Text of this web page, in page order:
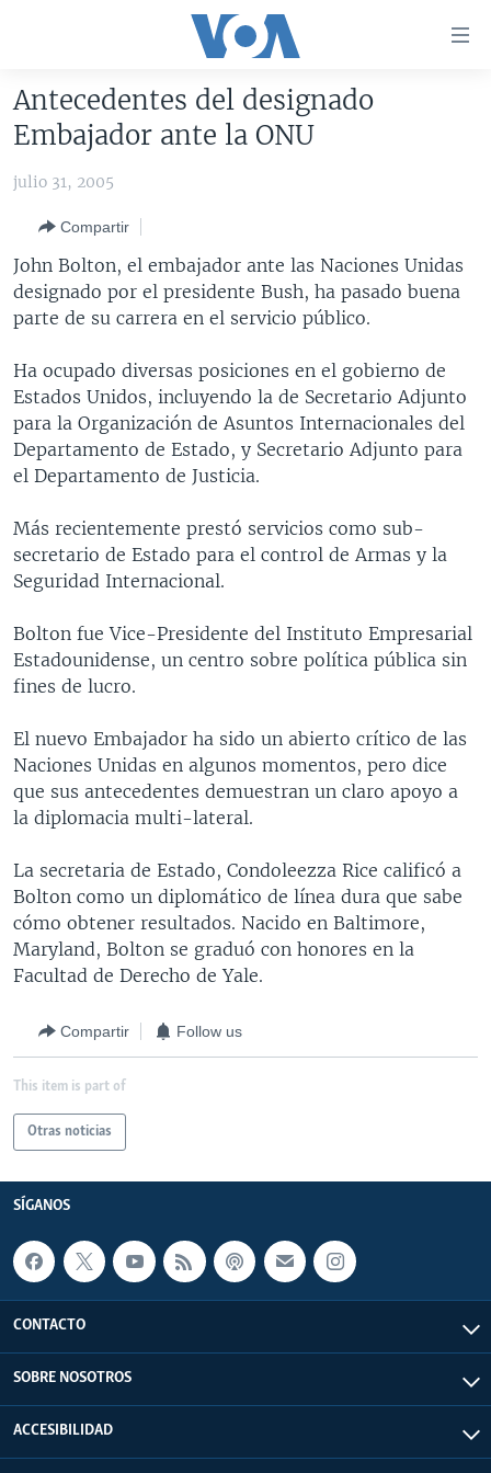
accesibilidad
contenido
principal
Salte
navegador
principal
Salte
búsqueda
AMÉRICA DEL NORTE
MÉXICO
HAITÍ
ELECCIONES EEUU 2024
ELECCIONES EEUU
VOTO DIVIDIDO
VOA VERIFICA
VOA VERIFICA UCRANIA/RUSIA
VOA VERIFICA INMIGRACIÓN
VOA VERIFICA AMÉRICA LATINA
AMÉRICA LATINA
ARGENTINA
BOLIVIA
CHILE
PERÚ
ECUADOR
BRASIL
CHINA EN AMÉRICA LATINA
CENTROAMÉRICA
EL SALVADOR
GUATEMALA
HONDURAS
INMIGRACIÓN
LIBERTAD DE PRENSA
MUNDO
ENTRETENIMIENTO Y CULTURA
TECNOLOGÍA
DEPORTES
CIENCIA Y SALUD
ESPECIALES DE LA VOA
LIBERTAD DE PRENSA
UCRANIA
VIDEOS
FOTOGRAFÍA
AUDIOS
PROGRAMAS TV
EL MUNDO AL DÍA
FORO INTERAMERICANO
VISIÓN 360
PANORAMA
RADIO
AVANCE INFORMATIVO
AUDIONOTICIAS
ESTADOS UNIDOS AL DÍA
EL MUNDO AL DÍA [RADIO]
FORO [RADIO]
DEPORTIVO INTERNACIONAL
NOTA ECONÓMICA
ENTRETENIMIENTO
DIRECT
DOCUMENTALES DE LA VOA
SÍGANOS
Idiomas
Antecedentes del designado
Embajador ante la ONU
julio 31, 2005
Compartir
John Bolton, el embajador ante las Naciones Unidas
designado por el presidente Bush, ha pasado buena
parte de su carrera en el servicio público.
Ha ocupado diversas posiciones en el gobierno de
Estados Unidos, incluyendo la de Secretario Adjunto
para la Organización de Asuntos Internacionales del
Departamento de Estado, y Secretario Adjunto para
el Departamento de Justicia.
Más recientemente prestó servicios como sub-
secretario de Estado para el control de Armas y la
Seguridad Internacional.
Bolton fue Vice-Presidente del Instituto Empresarial
Estadounidense, un centro sobre política pública sin
fines de lucro.
El nuevo Embajador ha sido un abierto crítico de las
Naciones Unidas en algunos momentos, pero dice
que sus antecedentes demuestran un claro apoyo a
la diplomacia multi-lateral.
La secretaria de Estado, Condoleezza Rice calificó a
Bolton como un diplomático de línea dura que sabe
cómo obtener resultados. Nacido en Baltimore,
Maryland, Bolton se graduó con honores en la
Facultad de Derecho de Yale.
Compartir Follow us
This item is part of
Otras noticias
SÍGANOS
CONTACTO
SOBRE NOSOTROS
ACCESIBILIDAD